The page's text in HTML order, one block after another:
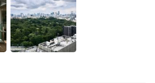
한국어
ไทย
Italiano